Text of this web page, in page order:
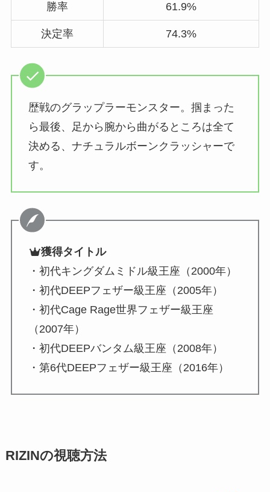
勝率 61.9%
決定率 74.3%
歴戦のグラップラーモンスター。掴まった
ら最後、足から腕から曲がるところは全て
決める、ナチュラルボーンクラッシャーで
す。
獲得タイトル
・初代キングダムミドル級王座（2000年）
・初代DEEPフェザー級王座（2005年）
・初代Cage Rage世界フェザー級王座
（2007年）
・初代DEEPバンタム級王座（2008年）
・第6代DEEPフェザー級王座（2016年）
RIZINの視聴方法